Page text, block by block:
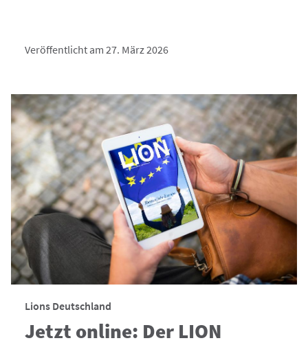
Veröffentlicht am 27. März 2026
Lions Deutschland
Jetzt online: Der LION